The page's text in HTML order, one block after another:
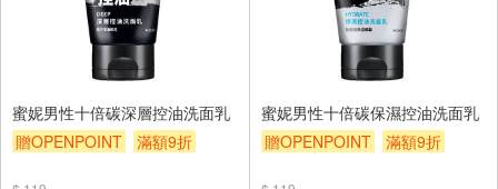
蜜妮男性十倍碳深層控油洗面乳
贈OPENPOINT
滿額9折
蜜妮男性十倍碳保濕控油洗面乳
贈OPENPOINT
滿額9折